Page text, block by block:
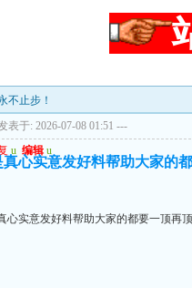
不止步！
表于: 2026-07-08 01:51 ---
u 编辑 u
真心实意发好料帮助大家的
心实意发好料帮助大家的都要一顶再